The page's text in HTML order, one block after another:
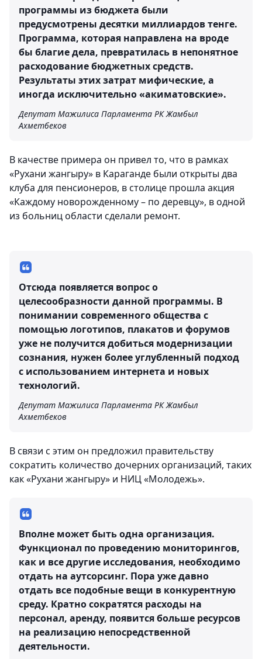
программы из бюджета были
предусмотрены десятки миллиардов тенге.
Программа, которая направлена на вроде
бы благие дела, превратилась в непонятное
расходование бюджетных средств.
Результаты этих затрат мифические, а
иногда исключительно «акиматовские».
Депутат Мажилиса Парламента РК Жамбыл
Ахметбеков
В качестве примера он привел то, что в рамках
«Рухани жангыру» в Караганде были открыты два
клуба для пенсионеров, в столице прошла акция
«Каждому новорожденному – по деревцу», в одной
из больниц области сделали ремонт.
Отсюда появляется вопрос о
целесообразности данной программы. В
понимании современного общества с
помощью логотипов, плакатов и форумов
уже не получится добиться модернизации
сознания, нужен более углубленный подход
с использованием интернета и новых
технологий.
Депутат Мажилиса Парламента РК Жамбыл
Ахметбеков
В связи с этим он предложил правительству
сократить количество дочерних организаций, таких
как «Рухани жангыру» и НИЦ «Молодежь».
Вполне может быть одна организация.
Функционал по проведению мониторингов,
как и все другие исследования, необходимо
отдать на аутсорсинг. Пора уже давно
отдать все подобные вещи в конкурентную
среду. Кратно сократятся расходы на
персонал, аренду, появится больше ресурсов
на реализацию непосредственной
деятельности.